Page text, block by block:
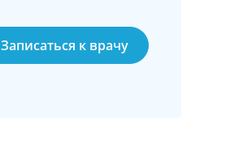
Записаться к врачу